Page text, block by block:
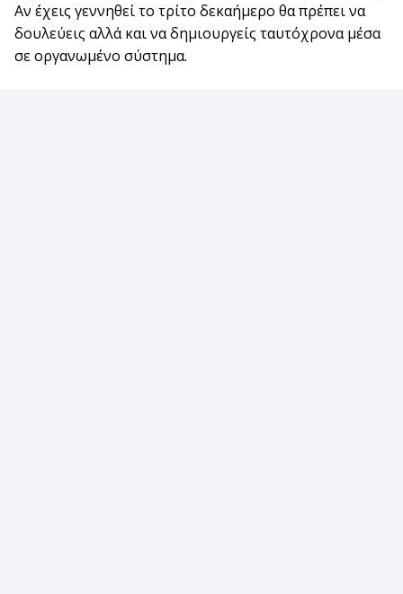
Αν έχεις γεννηθεί το τρίτο δεκαήμερο θα πρέπει να
δουλεύεις αλλά και να δημιουργείς ταυτόχρονα μέσα
σε οργανωμένο σύστημα.